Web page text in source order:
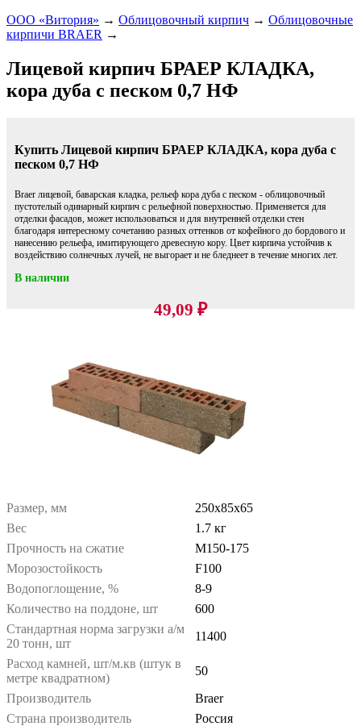
ООО «Витория» → Облицовочный кирпич → Облицовочные
кирпичи BRAER →
Лицевой кирпич БРАЕР КЛАДКА,
кора дуба с песком 0,7 НФ
Купить Лицевой кирпич БРАЕР КЛАДКА, кора дуба с
песком 0,7 НФ
Braer лицевой, баварская кладка, рельеф кора дуба с песком - облицовочный
пустотелый одинарный кирпич c рельефной поверхностью. Применяется для
отделки фасадов, может использоваться и для внутренней отделки стен
благодаря интересному сочетанию разных оттенков от кофейного до бордового и
нанесению рельефа, имитирующего древесную кору. Цвет кирпича устойчив к
воздействию солнечных лучей, не выгорает и не бледнеет в течение многих лет.
В наличии
49,09 ₽
Размер, мм
250x85x65
Вес
1.7 кг
Прочность на сжатие
М150-175
Морозостойкость
F100
Водопоглощение, %
8-9
Количество на поддоне, шт
600
Стандартная норма загрузки а/м
20 тонн, шт
11400
Расход камней, шт/м.кв (штук в
метре квадратном)
50
Производитель
Braer
Страна производитель
Россия